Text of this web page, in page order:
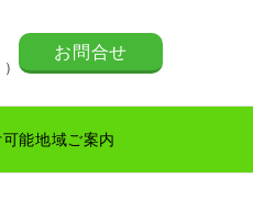
）
お問合せ
能地域ご案内